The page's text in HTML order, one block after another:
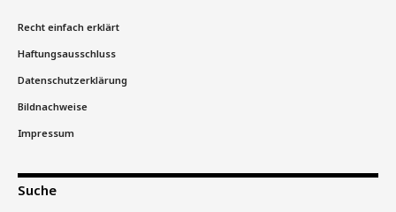
Recht einfach erklärt
Haftungsausschluss
Datenschutzerklärung
Bildnachweise
Impressum
Suche